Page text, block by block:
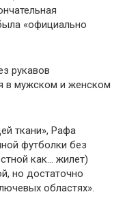
«официально
рукавов
в мужском и женском
ткани», Рафа
футболки без
как… жилет)
но достаточно
областях».